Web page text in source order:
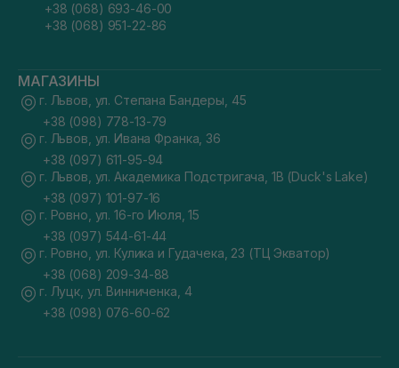
+38 (068) 693-46-00
+38 (068) 951-22-86
МАГАЗИНЫ
г. Львов, ул. Степана Бандеры, 45
+38 (098) 778-13-79
г. Львов, ул. Ивана Франка, 36
+38 (097) 611-95-94
г. Львов, ул. Академика Подстригача, 1В (Duck's Lake)
+38 (097) 101-97-16
г. Ровно, ул. 16-го Июля, 15
+38 (097) 544-61-44
г. Ровно, ул. Кулика и Гудачека, 23 (ТЦ Экватор)
+38 (068) 209-34-88
г. Луцк, ул. Винниченка, 4
+38 (098) 076-60-62